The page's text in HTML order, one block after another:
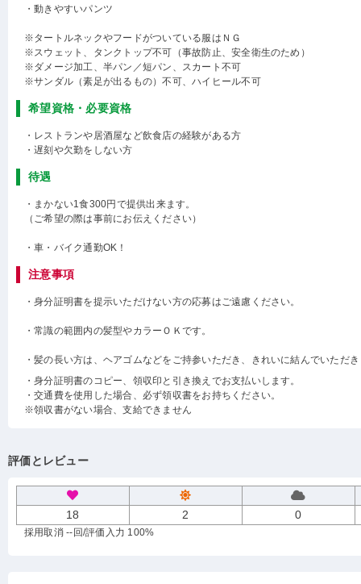
・動きやすいパンツ
※タートルネックやフードがついている服はＮＧ
※スウェット、タンクトップ不可（事故防止、安全衛生のため）
※ダメージ加工、半パン／短パン、スカート不可
※サンダル（素足が出るもの）不可、ハイヒール不可
希望資格・必要資格
・レストランや居酒屋など飲食店の経験がある方
・遅刻や欠勤をしない方
待遇
・まかない1食300円で提供出来ます。
（ご希望の際は事前にお伝えください）
・車・バイク通勤OK！
注意事項
・身分証明書を提示いただけない方の応募はご遠慮ください。
・常識の範囲内の髪型やカラーＯＫです。
・髪の長い方は、ヘアゴムなどをご持参いただき、きれいに結んでいただ
・身分証明書のコピー、領収印と引き換えでお支払いします。
・交通費を使用した場合、必ず領収書をお持ちください。
※領収書がない場合、支給できません
評価とレビュー
18 2 0
採用取消 --回/評価入力 100%